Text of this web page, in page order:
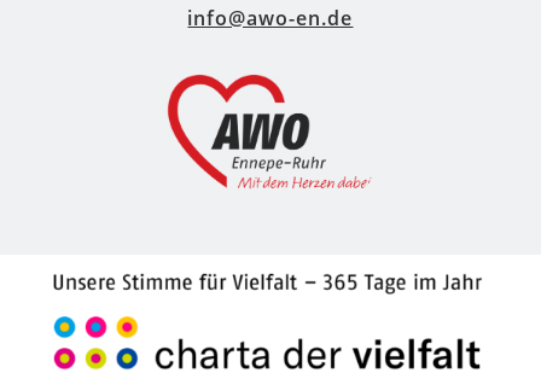
info@awo-en.de